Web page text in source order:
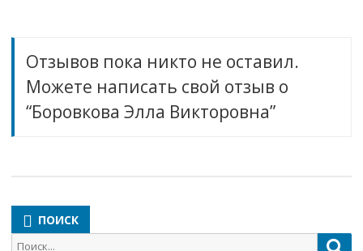
Отзывов пока никто не оставил.
Можете написать свой отзыв о
“Боровкова Элла Викторовна”
ПОИСК
Поиск